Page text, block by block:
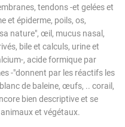
tendons -et gelées et
et épiderme, poils, os,
nature", œil, mucus nasal,
bile et calculs, urine et
, acide formique par
-"donnent par les réactifs les
de baleine, œufs, .. corail,
bien descriptive et se
et végétaux.